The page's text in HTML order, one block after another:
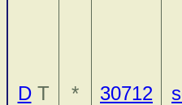
DT * 30712